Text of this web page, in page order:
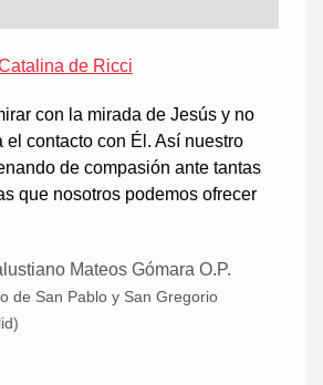
de Ricci
con la mirada de Jesús y no
el contacto con Él. Así nuestro
de compasión ante tantas
que nosotros podemos ofrecer
Mateos Gómara O.P.
de San Pablo y San Gregorio